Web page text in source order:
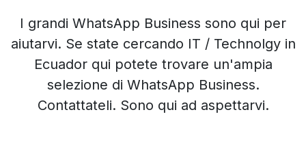
I grandi WhatsApp Business sono qui per
aiutarvi. Se state cercando IT / Technolgy in
Ecuador qui potete trovare un'ampia
selezione di WhatsApp Business.
Contattateli. Sono qui ad aspettarvi.